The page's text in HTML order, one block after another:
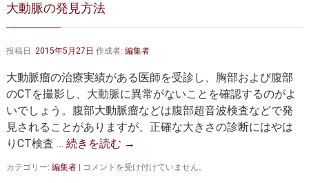
大動脈弁・大動脈基部の治療
胸部大動脈瘤 胸腹部大動脈瘤
腹部大動脈瘤 大動脈解離
大動脈の発見方法
投稿日: 2015年5月27日 作成者: 編集者
大動脈瘤の治療実績がある医師を受診し、胸部および腹部
のCTを撮影し、大動脈に異常がないことを確認するのがよ
いでしょう。腹部大動脈瘤などは腹部超音波検査などで発
見されることがありますが、正確な大きさの診断にはやは
りCT検査 … 続きを読む →
カテゴリー: 編集者
大
コメントを受け付けていません。